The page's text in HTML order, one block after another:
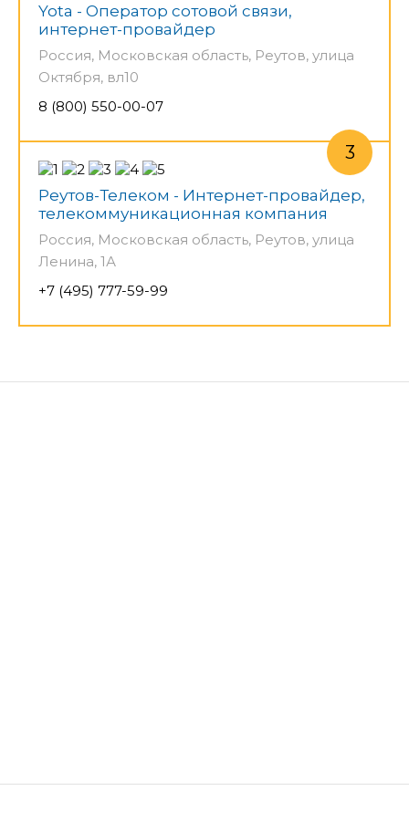
Yota - Оператор сотовой связи,
интернет-провайдер
Россия, Московская область, Реутов, улица
Октября, вл10
8 (800) 550-00-07
Реутов-Телеком - Интернет-провайдер,
телекоммуникационная компания
Россия, Московская область, Реутов, улица
Ленина, 1А
+7 (495) 777-59-99